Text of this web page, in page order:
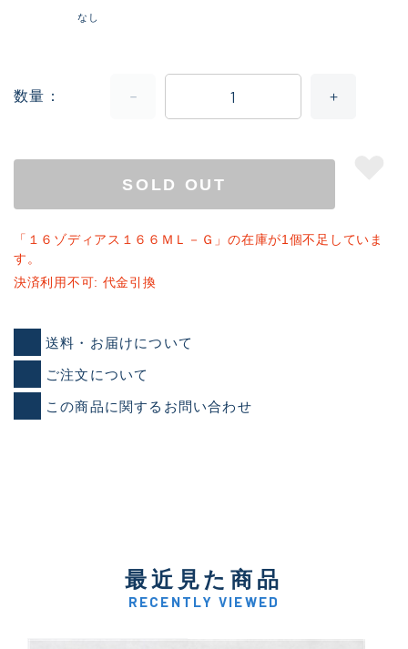
なし
数量
SOLD OUT
「１６ゾディアス１６６ＭＬ－Ｇ」の在庫が1個不足していま
す。
決済利用不可: 代金引換
送料・お届けについて
ご注文について
この商品に関するお問い合わせ
最近見た商品
RECENTLY VIEWED